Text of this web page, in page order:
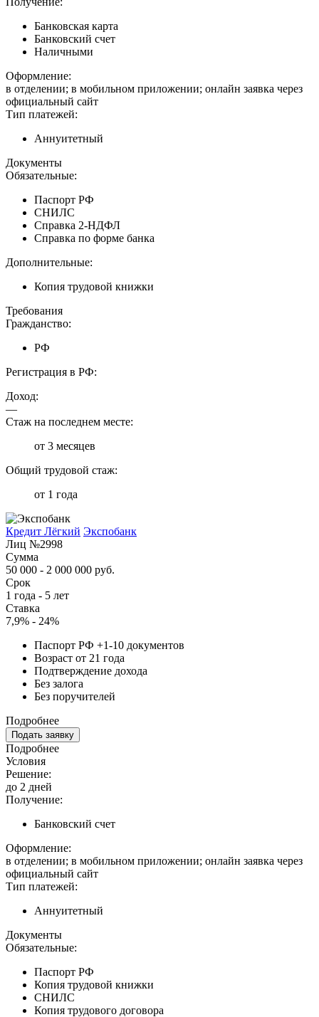
Банковская карта
Банковский счет
Наличными
Оформление:
в отделении; в мобильном приложении; онлайн заявка через
официальный сайт
Тип платежей:
Аннуитетный
Документы
Обязательные:
Паспорт РФ
СНИЛС
Справка 2-НДФЛ
Справка по форме банка
Дополнительные:
Копия трудовой книжки
Требования
Гражданство:
РФ
Регистрация в РФ:
Доход:
—
Стаж на последнем месте:
от 3 месяцев
Общий трудовой стаж:
от 1 года
Кредит Лёгкий Экспобанк
Лиц №2998
Сумма
50 000 - 2 000 000 руб.
Срок
1 года - 5 лет
Ставка
7,9% - 24%
Паспорт РФ +1-10 документов
Возраст от 21 года
Подтверждение дохода
Без залога
Без поручителей
Подробнее
Подать заявку
Подробнее
Условия
Решение:
до 2 дней
Получение:
Банковский счет
Оформление:
в отделении; в мобильном приложении; онлайн заявка через
официальный сайт
Тип платежей:
Аннуитетный
Документы
Обязательные:
Паспорт РФ
Копия трудовой книжки
СНИЛС
Копия трудового договора